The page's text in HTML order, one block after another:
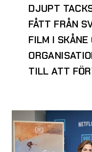
DJUPT
FÅTT FRÅN
FILM I SKÅNE
TILL ATT